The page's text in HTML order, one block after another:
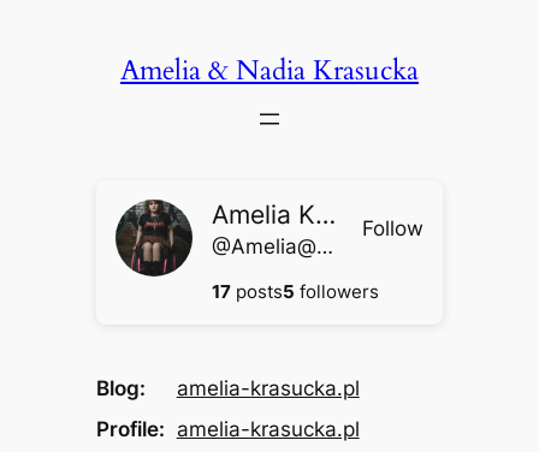
Amelia & Nadia Krasucka
Amelia Krasucka
@Amelia@amelia-krasucka.pl
Follow
17posts5 followers
Blog
amelia-krasucka.pl
Profile
amelia-krasucka.pl